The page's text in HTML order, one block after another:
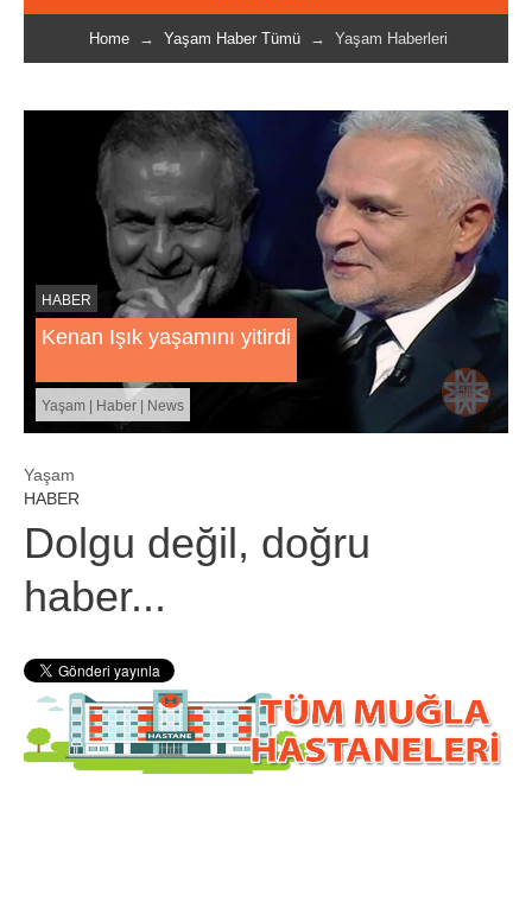
Home→ Yaşam Haber Tümü→ Yaşam Haberleri
HABER
Kenan Işık yaşamını yitirdi
Yaşam | Haber | News
Yaşam
HABER
Dolgu değil, doğru
haber...